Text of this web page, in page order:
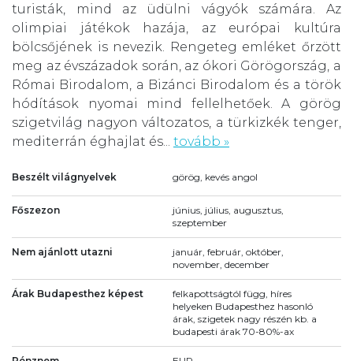
turisták, mind az üdülni vágyók számára. Az
olimpiai játékok hazája, az európai kultúra
bölcsőjének is nevezik. Rengeteg emléket őrzött
meg az évszázadok során, az ókori Görögország, a
Római Birodalom, a Bizánci Birodalom és a török
hódítások nyomai mind fellelhetőek. A görög
szigetvilág nagyon változatos, a türkizkék tenger,
mediterrán éghajlat és... tovább »
Beszélt világnyelvek görög, kevés angol
Főszezon
június, július, augusztus,
szeptember
Nem ajánlott utazni
január, február, október,
november, december
Árak Budapesthez képest
felkapottságtól függ, híres
helyeken Budapesthez hasonló
árak, szigetek nagy részén kb. a
budapesti árak 70-80%-ax